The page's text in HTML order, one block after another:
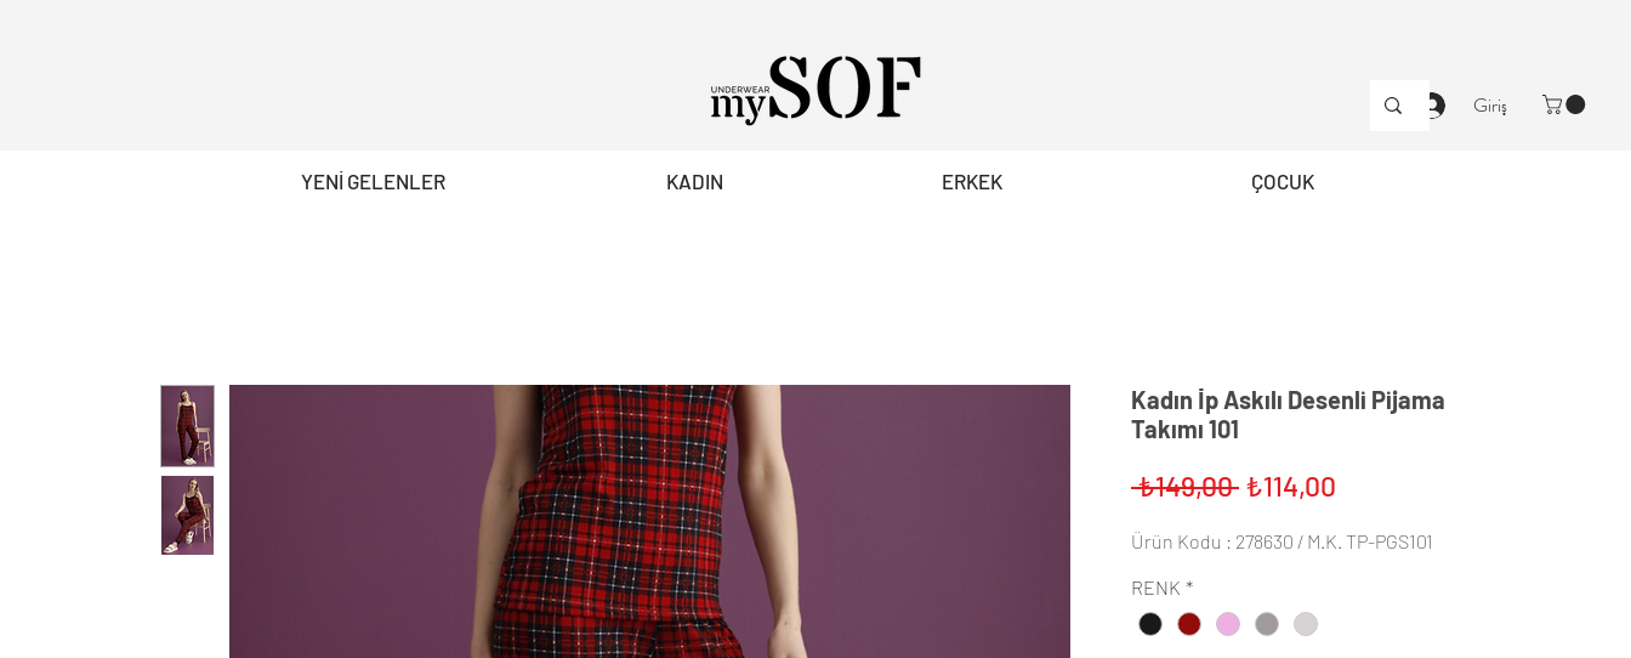
Giriş
YENİ GELENLER KADIN ERKEK ÇOCUK
Kadın İ̇p Askılı Desenli Pijama
Takımı 101
₺149,00 Normal
₺114,00
Ürün Kodu : 278630 / M.K. TP-PGS101
RENK *